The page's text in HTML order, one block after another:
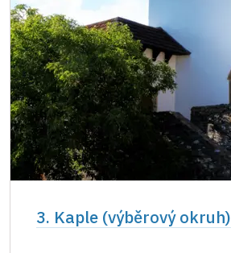
3. Kaple (výběrový okruh)